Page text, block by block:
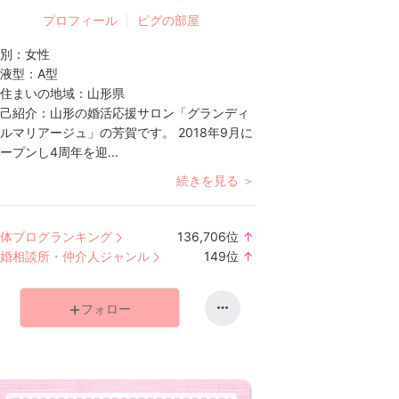
プロフィール ピグの部屋
： 女性
型： A型
まいの地域： 山形県
紹介： 山形の婚活応援サロン「グランディ
マリアージュ」の芳賀です。 2018年9月に
プンし4周年を迎...
続きを見る ＞
ブログランキング 136,706位 ↑
相談所・仲介人ジャンル 149位 ↑
フォロー